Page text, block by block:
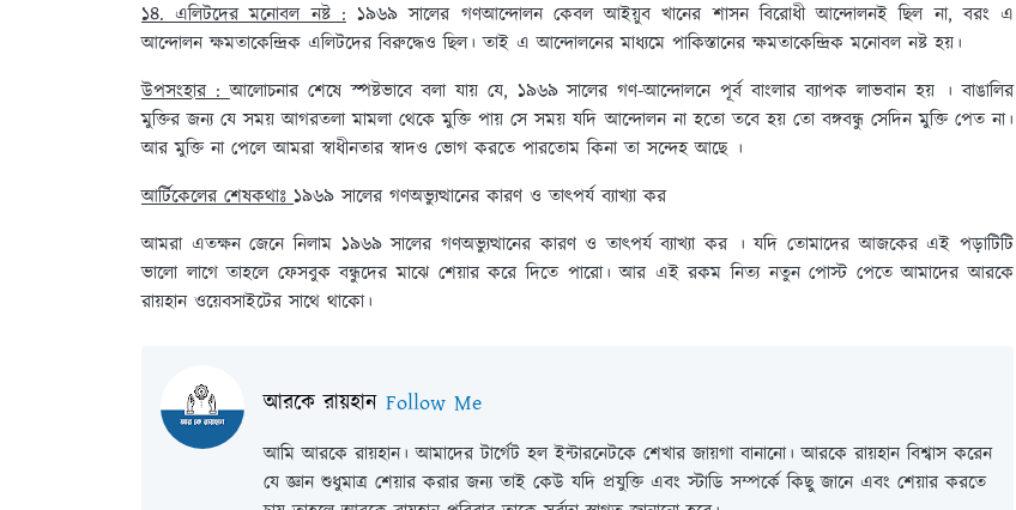
১৪. এলিটদের মনোবল নষ্ট :১৯৬৯ সালের গণআন্দোলন কেবল আইয়ুব খানের শাসন বিরোধী আন্দোলনই ছিল না, বরং এ
আন্দোলন ক্ষমতাকেন্দ্রিক এলিটদের বিরুদ্ধেও ছিল। তাই এ আন্দোলনের মাধ্যমে পাকিস্তানের ক্ষমতাকেন্দ্রিক মনোবল নষ্ট হয়।
উপসংহার :আলোচনার শেষে স্পষ্টভাবে বলা যায় যে, ১৯৬৯ সালের গণ-আন্দোলনে পূর্ব বাংলার ব্যাপক লাভবান হয় । বাঙালির
মুক্তির জন্য যে সময় আগরতলা মামলা থেকে মুক্তি পায় সে সময় যদি আন্দোলন না হতো তবে হয় তো বঙ্গবন্ধু সেদিন মুক্তি পেত না।
আর মুক্তি না পেলে আমরা স্বাধীনতার স্বাদও ভোগ করতে পারতোম কিনা তা সন্দেহ আছে ।
আর্টিকেলের শেষকথাঃ১৯৬৯ সালের গণঅভ্যুত্থানের কারণ ও তাৎপর্য ব্যাখ্যা কর
আমরা এতক্ষন জেনে নিলাম ১৯৬৯ সালের গণঅভ্যুত্থানের কারণ ও তাৎপর্য ব্যাখ্যা কর । যদি তোমাদের আজকের এই পড়াটিটি
ভালো লাগে তাহলে ফেসবুক বন্ধুদের মাঝে শেয়ার করে দিতে পারো। আর এই রকম নিত্য নতুন পোস্ট পেতে আমাদের আরকে
রায়হান ওয়েবসাইটের সাথে থাকো।
আরকে রায়হান Follow Me
আমি আরকে রায়হান। আমাদের টার্গেট হল ইন্টারনেটকে শেখার জায়গা বানানো। আরকে রায়হান বিশ্বাস করেন
যে জ্ঞান শুধুমাত্র শেয়ার করার জন্য তাই কেউ যদি প্রযুক্তি এবং স্টাডি সম্পর্কে কিছু জানে এবং শেয়ার করতে